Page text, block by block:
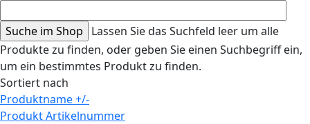
Lassen Sie das Suchfeld leer um alle
Produkte zu finden, oder geben Sie einen Suchbegriff ein,
um ein bestimmtes Produkt zu finden.
Sortiert nach
Produktname +/-
Produkt Artikelnummer